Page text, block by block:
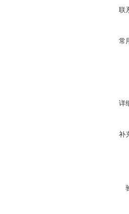
联
常
详
补